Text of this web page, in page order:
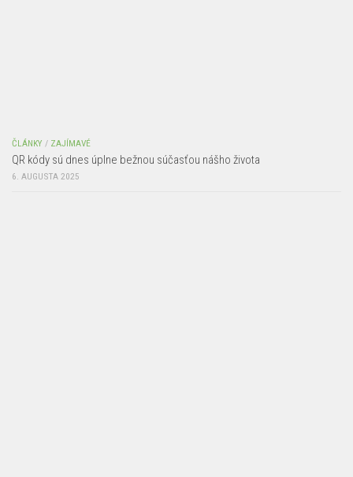
ČLÁNKY / ZAJÍMAVÉ
QR kódy sú dnes úplne bežnou súčasťou nášho života
6. AUGUSTA 2025